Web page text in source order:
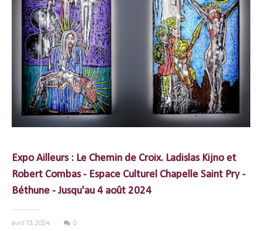
Expo Ailleurs : Le Chemin de Croix. Ladislas Kijno et
Robert Combas - Espace Culturel Chapelle Saint Pry -
Béthune - Jusqu'au 4 août 2024
avril 13, 2024 0